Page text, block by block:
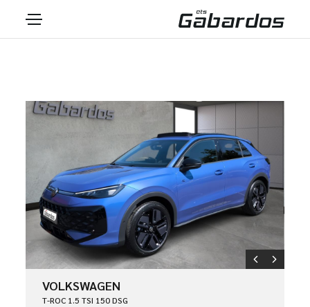
VOLKSWAGEN
T-ROC 1.5 TSI 150 DSG